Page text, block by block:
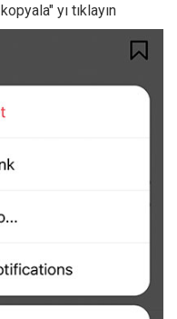
yı tıklayın